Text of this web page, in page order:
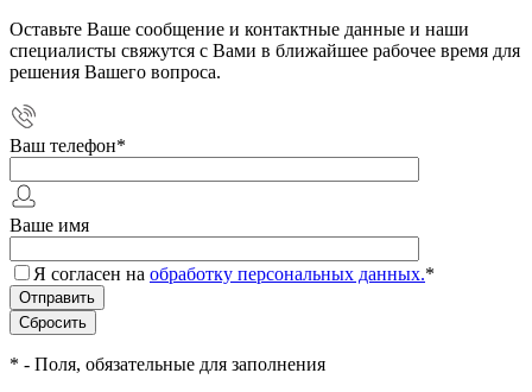
Оставьте Ваше сообщение и контактные данные и наши
специалисты свяжутся с Вами в ближайшее рабочее время для
решения Вашего вопроса.
Ваш телефон*
Ваше имя
Я согласен на обработку персональных данных.*
* - Поля, обязательные для заполнения